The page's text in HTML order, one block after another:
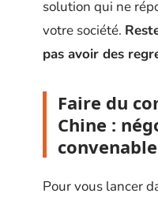
solution qui ne
votre société.
pas avoir des
Faire du
Chine :
Pour vous lancer